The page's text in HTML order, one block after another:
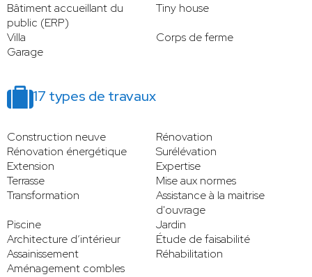
Bâtiment accueillant du
public (ERP)
Tiny house
Villa
Corps de ferme
Garage
17 types de travaux
Construction neuve
Rénovation
Rénovation énergétique
Surélévation
Extension
Expertise
Terrasse
Mise aux normes
Transformation
Assistance à la maitrise
d'ouvrage
Piscine
Jardin
Architecture d’intérieur
Étude de faisabilité
Assainissement
Réhabilitation
Aménagement combles